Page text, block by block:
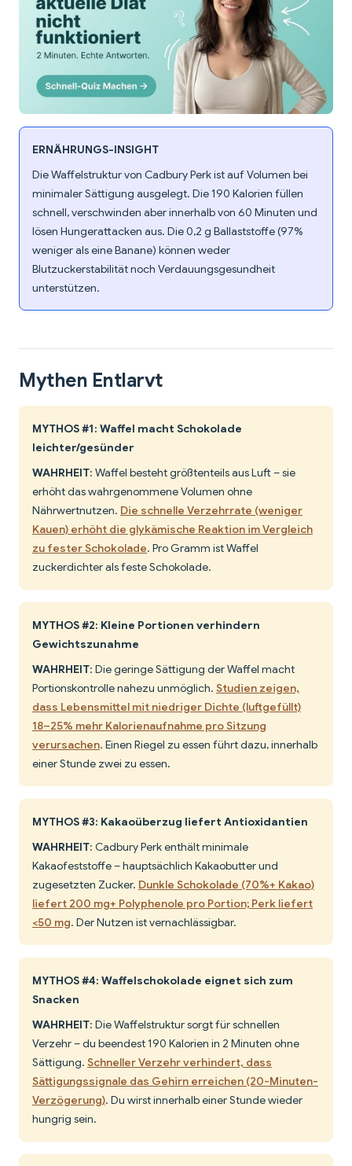
ERNÄHRUNGS-INSIGHT
Die Waffelstruktur von Cadbury Perk ist auf Volumen bei
minimaler Sättigung ausgelegt. Die 190 Kalorien füllen
schnell, verschwinden aber innerhalb von 60 Minuten und
lösen Hungerattacken aus. Die 0,2 g Ballaststoffe (97%
weniger als eine Banane) können weder
Blutzuckerstabilität noch Verdauungsgesundheit
unterstützen.
Mythen Entlarvt
MYTHOS #1: Waffel macht Schokolade
leichter/gesünder
WAHRHEIT: Waffel besteht größtenteils aus Luft – sie
erhöht das wahrgenommene Volumen ohne
Nährwertnutzen. Die schnelle Verzehrrate (weniger
Kauen) erhöht die glykämische Reaktion im Vergleich
zu fester Schokolade. Pro Gramm ist Waffel
zuckerdichter als feste Schokolade.
MYTHOS #2: Kleine Portionen verhindern
Gewichtszunahme
WAHRHEIT: Die geringe Sättigung der Waffel macht
Portionskontrolle nahezu unmöglich. Studien zeigen,
dass Lebensmittel mit niedriger Dichte (luftgefüllt)
18–25% mehr Kalorienaufnahme pro Sitzung
verursachen. Einen Riegel zu essen führt dazu, innerhalb
einer Stunde zwei zu essen.
MYTHOS #3: Kakaoüberzug liefert Antioxidantien
WAHRHEIT: Cadbury Perk enthält minimale
Kakaofeststoffe – hauptsächlich Kakaobutter und
zugesetzten Zucker. Dunkle Schokolade (70%+ Kakao)
liefert 200 mg+ Polyphenole pro Portion; Perk liefert
<50 mg. Der Nutzen ist vernachlässigbar.
MYTHOS #4: Waffelschokolade eignet sich zum
Snacken
WAHRHEIT: Die Waffelstruktur sorgt für schnellen
Verzehr – du beendest 190 Kalorien in 2 Minuten ohne
Sättigung. Schneller Verzehr verhindert, dass
Sättigungssignale das Gehirn erreichen (20-Minuten-
Verzögerung). Du wirst innerhalb einer Stunde wieder
hungrig sein.